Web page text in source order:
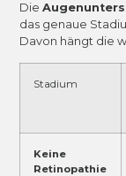
Die
das genaue
Davon hängt die
Stadium
Keine
Retinopathie